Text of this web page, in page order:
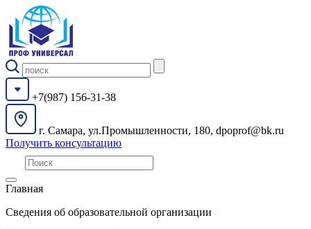
+7(987) 156-31-38
г. Самара, ул.Промышленности, 180, dpoprof@bk.ru
Получить консультацию
Главная
Сведения об образовательной организации